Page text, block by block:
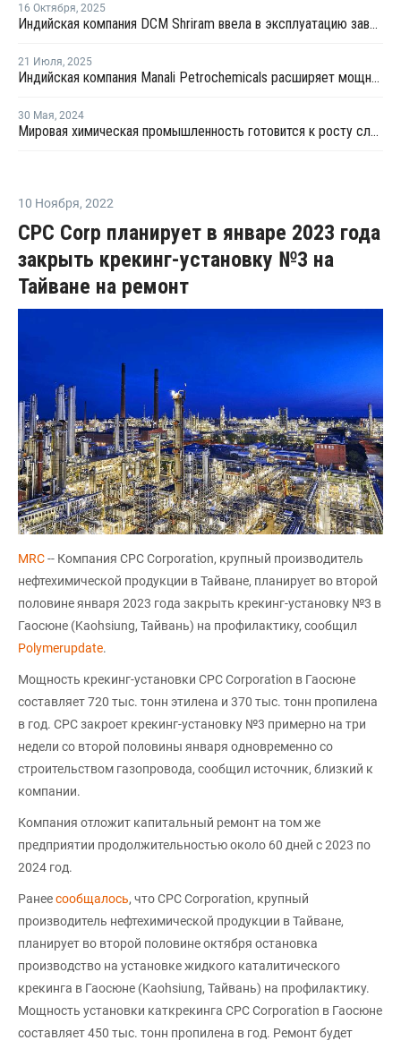
16 Октября, 2025
Индийская компания DCM Shriram ввела в эксплуатацию завод по производству эпихлоргидрина
21 Июля, 2025
Индийская компания Manali Petrochemicals расширяет мощности по производству пропиленгликоля
30 Мая, 2024
Мировая химическая промышленность готовится к росту слияний и поглощений в Японии и Индии в 2024 году
10 Ноября, 2022
CPC Corp планирует в январе 2023 года
закрыть крекинг-установку №3 на
Тайване на ремонт
MRC-- Компания CPC Corporation, крупный производитель
нефтехимической продукции в Тайване, планирует во второй
половине января 2023 года закрыть крекинг-установку №3 в
Гаосюне (Kaohsiung, Тайвань) на профилактику, сообщил
Polymerupdate.
Мощность крекинг-установки CPC Corporation в Гаосюне
составляет 720 тыс. тонн этилена и 370 тыс. тонн пропилена
в год. CPC закроет крекинг-установку №3 примерно на три
недели со второй половины января одновременно со
строительством газопровода, сообщил источник, близкий к
компании.
Компания отложит капитальный ремонт на том же
предприятии продолжительностью около 60 дней с 2023 по
2024 год.
Ранеесообщалось, что CPC Corporation, крупный
производитель нефтехимической продукции в Тайване,
планирует во второй половине октября остановка
производство на установке жидкого каталитического
крекинга в Гаосюне (Kaohsiung, Тайвань) на профилактику.
Мощность установки каткрекинга CPC Corporation в Гаосюне
составляет 450 тыс. тонн пропилена в год. Ремонт будет